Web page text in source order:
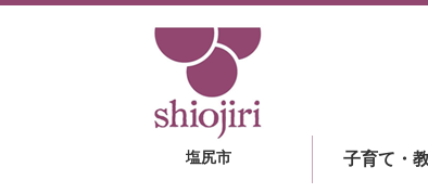
塩尻市 子育て・